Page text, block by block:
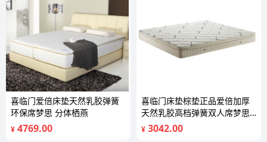
喜临门爱倍床垫天然乳胶弹簧
环保席梦思 分体栖燕
¥ 4769.00
喜临门床垫棕垫正品爱倍加厚
天然乳胶高档弹簧双人席梦思
硬巢
¥ 3042.00